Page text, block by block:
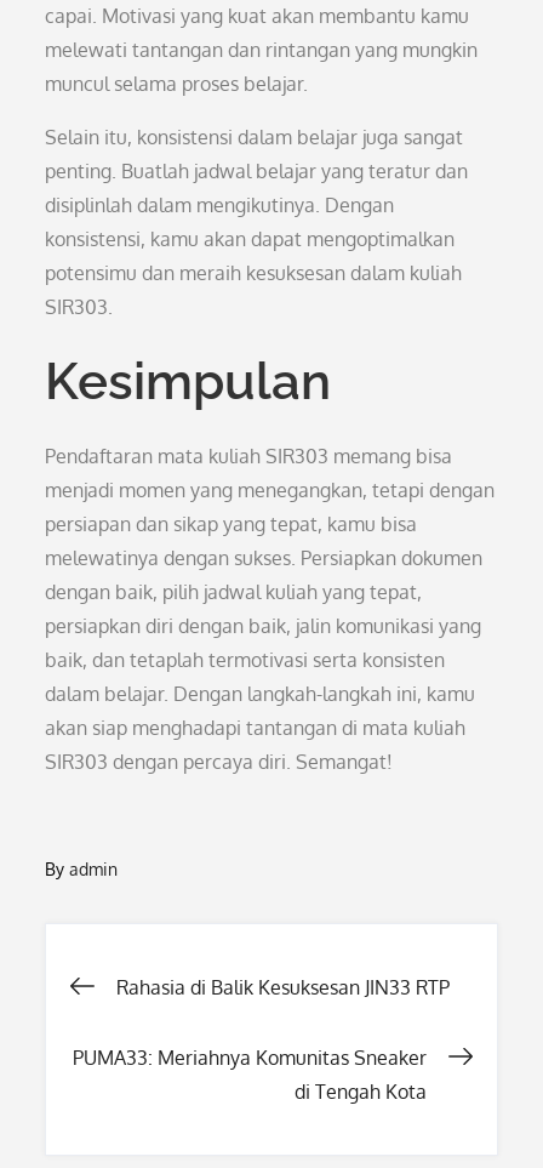
capai. Motivasi yang kuat akan membantu kamu
melewati tantangan dan rintangan yang mungkin
muncul selama proses belajar.
Selain itu, konsistensi dalam belajar juga sangat
penting. Buatlah jadwal belajar yang teratur dan
disiplinlah dalam mengikutinya. Dengan
konsistensi, kamu akan dapat mengoptimalkan
potensimu dan meraih kesuksesan dalam kuliah
SIR303.
Kesimpulan
Pendaftaran mata kuliah SIR303 memang bisa
menjadi momen yang menegangkan, tetapi dengan
persiapan dan sikap yang tepat, kamu bisa
melewatinya dengan sukses. Persiapkan dokumen
dengan baik, pilih jadwal kuliah yang tepat,
persiapkan diri dengan baik, jalin komunikasi yang
baik, dan tetaplah termotivasi serta konsisten
dalam belajar. Dengan langkah-langkah ini, kamu
akan siap menghadapi tantangan di mata kuliah
SIR303 dengan percaya diri. Semangat!
Byadmin
Post
navigation
Rahasia di Balik Kesuksesan JIN33 RTP
PUMA33: Meriahnya Komunitas Sneaker
di Tengah Kota